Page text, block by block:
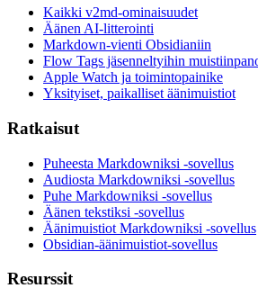
Kaikki v2md-ominaisuudet
Äänen AI-litterointi
Markdown-vienti Obsidianiin
Flow Tags jäsenneltyihin
Apple Watch ja toimintopainike
Yksityiset, paikalliset äänimuistiot
Ratkaisut
Puheesta Markdowniksi -sovellus
Audiosta Markdowniksi -sovellus
Puhe Markdowniksi -sovellus
Äänen tekstiksi -sovellus
Äänimuistiot Markdowniksi -sovellus
Obsidian-äänimuistiot-sovellus
Resurssit